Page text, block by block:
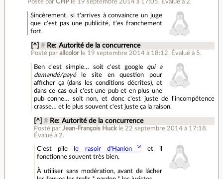
Posté parCHP le 19 septembre 2014 à 17:05. Évalué à 2.
Sincèrement, si t'arrives à convaincre un juge
que c'est pas une publicité, t'es franchement
fort.
[^] # Re: Autorité de la concurrence
Posté par allcolor le 19 septembre 2014 à 18:12. Évalué à 5.
Ben c'est simple… soit c'est google qui a
demandé/payéle site en question pour
afficher ça (dans les conditions décrites), et
dans ce cas oui c'est une pub et en plus une
pub conne… soit non, et donc c'est juste de l'incompétence
crasse… et le plus souvent c'est juste ça la raison.
[^] # Re: Autorité de la concurrence
Posté parJean-François Huck le 22 septembre 2014 à 17:18.
Évalué à 2.
C'est pile le rasoir d'Hanlon
et il
fonctionne souvent très bien.
À utiliser sans modération, avant de lâcher